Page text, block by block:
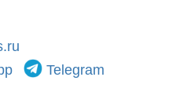
Telegram